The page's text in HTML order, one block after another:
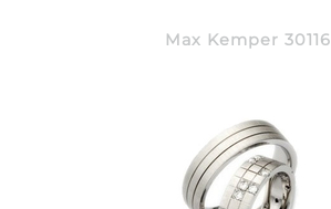
Max Kemper 30116